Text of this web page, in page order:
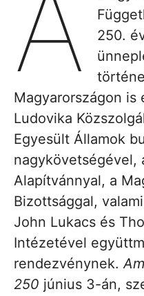
A
250.
Magyarországon is
Ludovika
Egyesült Államok
nagykövetségével,
Alapítvánnyal, a
Bizottsággal,
John Lukacs és
Intézetével
rendezvénynek.
250 június 3-án,